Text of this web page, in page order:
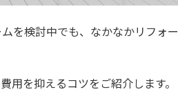
を検討中でも、なかなかリフォー
用を抑えるコツをご紹介します。